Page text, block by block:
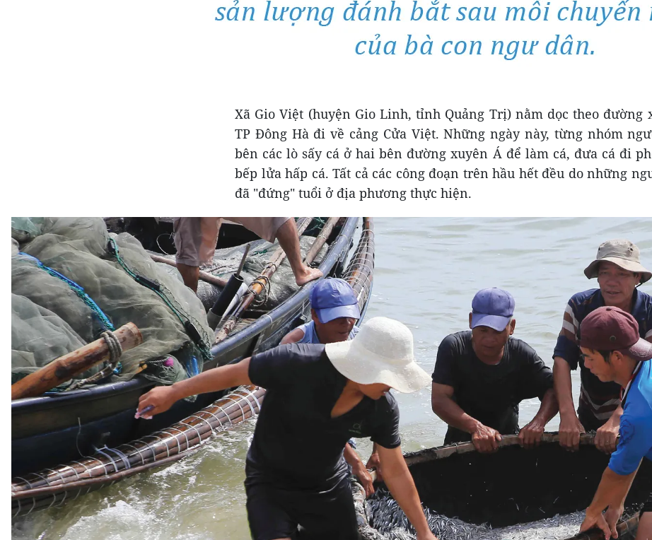
Xã Gio Việt (huyện Gio Linh, tỉnh Quảng Trị) nằm dọc theo đường
TP Đông Hà đi về cảng Cửa Việt. Những ngày này, từng nhóm
bên các lò sấy cá ở hai bên đường xuyên Á để làm cá, đưa cá đi
bếp lửa hấp cá. Tất cả các công đoạn trên hầu hết đều do những
đã "đứng" tuổi ở địa phương thực hiện.